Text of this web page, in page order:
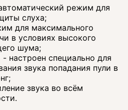
режим для
слуха;
для максимального
в условиях высокого
шума;
настроен специально для
звука попадания пули в
звука во всём